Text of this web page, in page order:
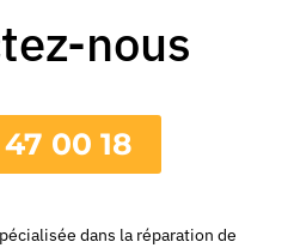
nous
00 18
dans la réparation de